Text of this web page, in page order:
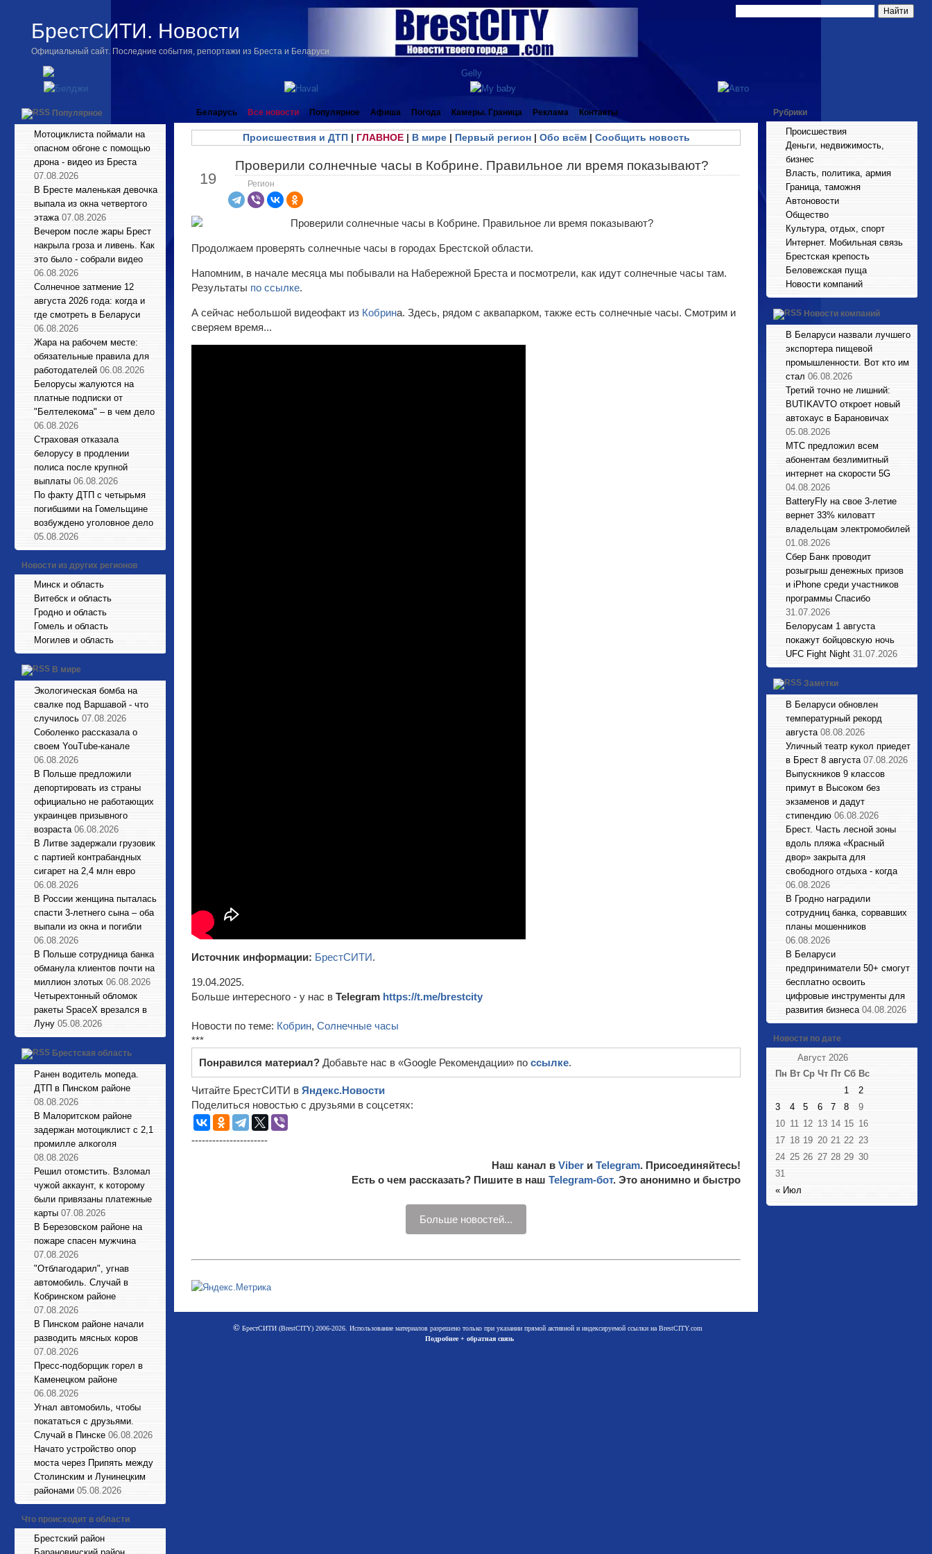
БрестСИТИ. Новости
Официальный сайт. Последние события, репортажи из Бреста и Беларуси
Популярное
Мотоциклиста поймали на
опасном обгоне с помощью
дрона - видео из Бреста
07.08.2026
В Бресте маленькая девочка
выпала из окна четвертого
этажа 07.08.2026
Вечером после жары Брест
накрыла гроза и ливень. Как
это было - собрали видео
06.08.2026
Солнечное затмение 12
августа 2026 года: когда и
где смотреть в Беларуси
06.08.2026
Жара на рабочем месте:
обязательные правила для
работодателей 06.08.2026
Белорусы жалуются на
платные подписки от
"Белтелекома" – в чем дело
06.08.2026
Страховая отказала
белорусу в продлении
полиса после крупной
выплаты 06.08.2026
По факту ДТП с четырьмя
погибшими на Гомельщине
возбуждено уголовное дело
05.08.2026
Новости из других регионов
Минск и область
Витебск и область
Гродно и область
Гомель и область
Могилев и область
В мире
Экологическая бомба на
свалке под Варшавой - что
случилось 07.08.2026
Соболенко рассказала о
своем YouTube-канале
06.08.2026
В Польше предложили
депортировать из страны
официально не работающих
украинцев призывного
возраста 06.08.2026
В Литве задержали грузовик
с партией контрабандных
сигарет на 2,4 млн евро
06.08.2026
В России женщина пыталась
спасти 3-летнего сына – оба
выпали из окна и погибли
06.08.2026
В Польше сотрудница банка
обманула клиентов почти на
миллион злотых 06.08.2026
Четырехтонный обломок
ракеты SpaceX врезался в
Луну 05.08.2026
Брестская область
Ранен водитель мопеда.
ДТП в Пинском районе
08.08.2026
В Малоритском районе
задержан мотоциклист с 2,1
промилле алкоголя
08.08.2026
Решил отомстить. Взломал
чужой аккаунт, к которому
были привязаны платежные
карты 07.08.2026
В Березовском районе на
пожаре спасен мужчина
07.08.2026
"Отблагодарил", угнав
автомобиль. Случай в
Кобринском районе
07.08.2026
В Пинском районе начали
разводить мясных коров
07.08.2026
Пресс-подборщик горел в
Каменецком районе
06.08.2026
Угнал автомобиль, чтобы
покататься с друзьями.
Случай в Пинске 06.08.2026
Начато устройство опор
моста через Припять между
Столинским и Лунинецким
районами 05.08.2026
Что происходит в области
Брестский район
Беларусь Все новости Популярное Афиша Погода Камеры. Граница Реклама Контакты
Происшествия и ДТП| ГЛАВНОЕ| В мире| Первый регион| Обо всём| Сообщить новость
19
Проверили солнечные часы в Кобрине. Правильное ли время показывают?
Регион
Продолжаем проверять солнечные часы в городах Брестской области.
Напомним, в начале месяца мы побывали на Набережной Бреста и посмотрели, как идут солнечные часы там.
Результаты по ссылке.
А сейчас небольшой видеофакт из Кобрина. Здесь, рядом с аквапарком, также есть солнечные часы. Смотрим и
сверяем время...
Источник информации: БрестСИТИ.
19.04.2025.
Больше интересного - у нас в Telegram https://t.me/brestcity
Новости по теме: Кобрин, Солнечные часы
***
Понравился материал? Добавьте нас в «Google Рекомендации» по ссылке.
Читайте БрестСИТИ в Яндекс.Новости
Поделиться новостью с друзьями в соцсетях:
----------------------
Наш канал в Viber и Telegram. Присоединяйтесь!
Есть о чем рассказать? Пишите в наш Telegram-бот. Это анонимно и быстро
Больше новостей...
©БрестСИТИ (BrestCITY) 2006-2026. Использование материалов разрешено только при указании прямой активной и индексируемой ссылки на BrestCITY.com
Подробнее + обратная связь
Рубрики
Происшествия
Деньги, недвижимость,
бизнес
Власть, политика, армия
Граница, таможня
Автоновости
Общество
Культура, отдых, спорт
Интернет. Мобильная связь
Брестская крепость
Беловежская пуща
Новости компаний
Новости компаний
В Беларуси назвали лучшего
экспортера пищевой
промышленности. Вот кто им
стал 06.08.2026
Третий точно не лишний:
BUTIKAVTO откроет новый
автохаус в Барановичах
05.08.2026
МТС предложил всем
абонентам безлимитный
интернет на скорости 5G
04.08.2026
BatteryFly на свое 3-летие
вернет 33% киловатт
владельцам электромобилей
01.08.2026
Сбер Банк проводит
розыгрыш денежных призов
и iPhone среди участников
программы Спасибо
31.07.2026
Белорусам 1 августа
покажут бойцовскую ночь
UFC Fight Night 31.07.2026
Заметки
В Беларуси обновлен
температурный рекорд
августа 08.08.2026
Уличный театр кукол приедет
в Брест 8 августа 07.08.2026
Выпускников 9 классов
примут в Высоком без
экзаменов и дадут
стипендию 06.08.2026
Брест. Часть лесной зоны
вдоль пляжа «Красный
двор» закрыта для
свободного отдыха - когда
06.08.2026
В Гродно наградили
сотрудниц банка, сорвавших
планы мошенников
06.08.2026
В Беларуси
предприниматели 50+ смогут
бесплатно освоить
цифровые инструменты для
развития бизнеса 04.08.2026
Новости по дате
Август 2026
Пн Вт Ср Чт Пт Сб Вс
« Июл
1
2
3
4 5 6 7 8
9
10 11 12 13 14 15 16
17 18 19 20 21 22 23
24 25 26 27 28 29 30
31